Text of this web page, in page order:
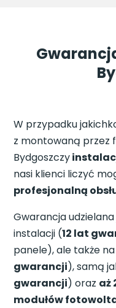
W przypadku
z montowaną przez
Bydgoszczy
nasi klienci liczyć
profesjonalną
Gwarancja
instalacji (12 lat
panele), ale także
gwarancji), samą
gwarancji) oraz aż
modułów